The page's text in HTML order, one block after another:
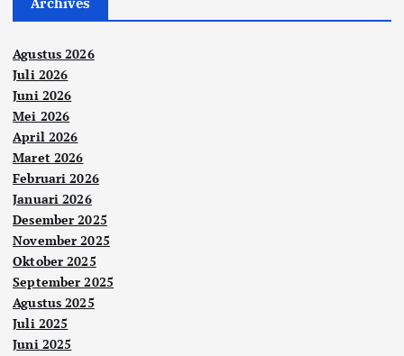
Agustus 2026
Juli 2026
Juni 2026
Mei 2026
April 2026
Maret 2026
Februari 2026
Januari 2026
Desember 2025
November 2025
Oktober 2025
September 2025
Agustus 2025
Juli 2025
Juni 2025